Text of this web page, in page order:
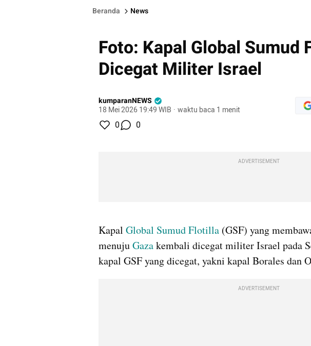
Beranda News
Foto: Kapal Global Sumud
Dicegat Militer Israel
kumparanNEWS
18 Mei 2026 19:49 WIB · waktu baca 1 menit
0 0
ADVERTISEMENT
Kapal Global Sumud Flotilla (GSF) yang
menuju Gaza kembali dicegat militer Israel pada
kapal GSF yang dicegat, yakni kapal Borales dan
ADVERTISEMENT